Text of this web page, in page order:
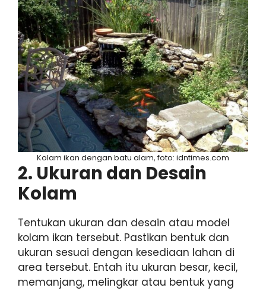
Kolam ikan dengan batu alam, foto: idntimes.com
2. Ukuran dan Desain
Kolam
Tentukan ukuran dan desain atau model
kolam ikan tersebut. Pastikan bentuk dan
ukuran sesuai dengan kesediaan lahan di
area tersebut. Entah itu ukuran besar, kecil,
memanjang, melingkar atau bentuk yang